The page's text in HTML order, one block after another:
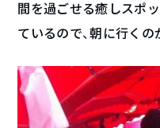
間を過ごせる癒しスポ
ているので、朝に行くの